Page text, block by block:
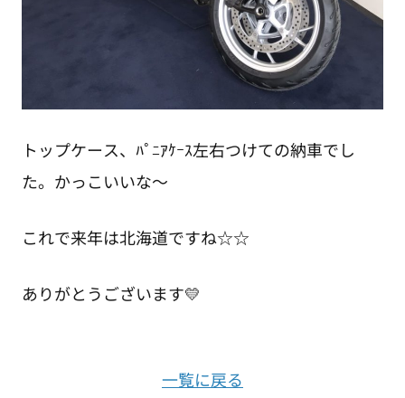
トップケース、ﾊﾟﾆｱｹｰｽ左右つけての納車でし
た。かっこいいな～
これで来年は北海道ですね☆☆
ありがとうございます💛
一覧に戻る